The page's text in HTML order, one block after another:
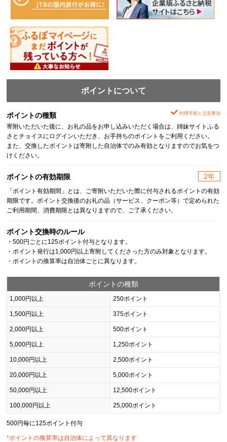
ポイントについて
ポイントの種類 利用手順と注意事項
寄附いただいた後に、お礼の品をお申し込みいただく場合は、姉妹サイトふる
さとチョイスにログインいただき、お手持ちのポイントをご利用ください。
また、交換したポイントは寄附した自治体でのみ有効となりますのでお気をつ
けください。
ポイントの有効期限 2年
「ポイント有効期間」とは、ご寄附いただいた際に付与されるポイントの有効
期限です。ポイント交換後のお礼の品（サービス、クーポン等）で定められた
ご利用期間、消費期限とは異なりますので、ご了承ください。
ポイント交換時のルール
・500円ごとに125ポイント付与となります。
・ポイント発行は1,000円以上寄附してくださった方のみ対象となります。
・ポイントの換算率は自治体ごとに異なります。
ポイントの種類
1,000円以上 250ポイント
1,500円以上 375ポイント
2,000円以上 500ポイント
5,000円以上 1,250ポイント
10,000円以上 2,500ポイント
20,000円以上 5,000ポイント
50,000円以上 12,500ポイント
100,000円以上 25,000ポイント
500円毎に125ポイント付与
*ポイントの換算率は自治体によって異なります